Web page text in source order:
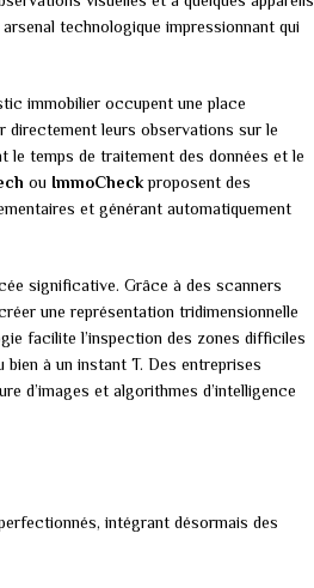
technologique impressionnant qui
immobilier occupent une place
directement leurs observations sur le
le temps de traitement des données et le
ou ImmoCheckproposent des
et générant automatiquement
significative. Grâce à des scanners
une représentation tridimensionnelle
facilite l’inspection des zones difficiles
bien à un instant T. Des entreprises
d’images et algorithmes d’intelligence
intégrant désormais des